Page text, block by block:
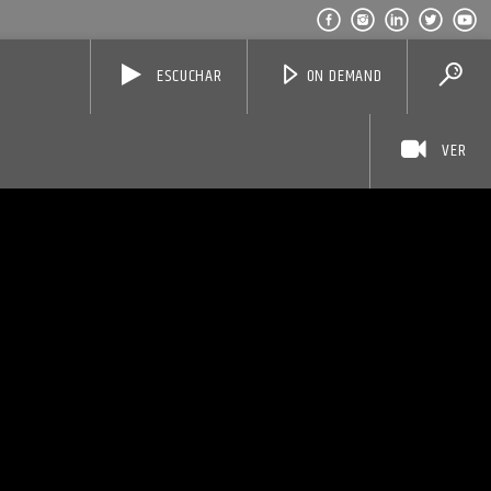
ON DEMAND
ESCUCHAR
VER